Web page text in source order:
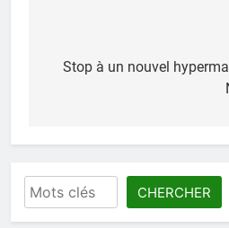
deStop à un nouvel
Rechercher CHERCHER